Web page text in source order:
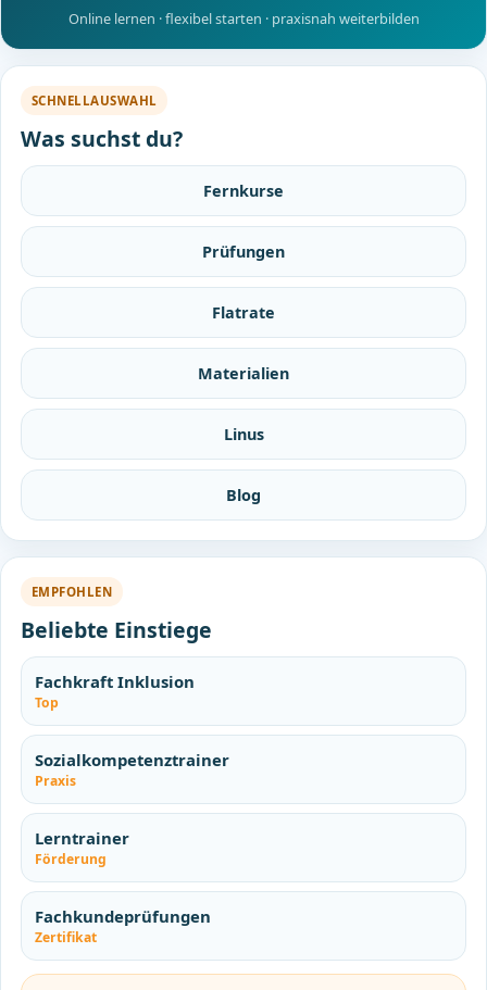
Online lernen · flexibel starten · praxisnah weiterbilden
SCHNELLAUSWAHL
Was suchst du?
Fernkurse
Prüfungen
Flatrate
Materialien
Linus
Blog
EMPFOHLEN
Beliebte Einstiege
Fachkraft Inklusion
Top
Sozialkompetenztrainer
Praxis
Lerntrainer
Förderung
Fachkundeprüfungen
Zertifikat